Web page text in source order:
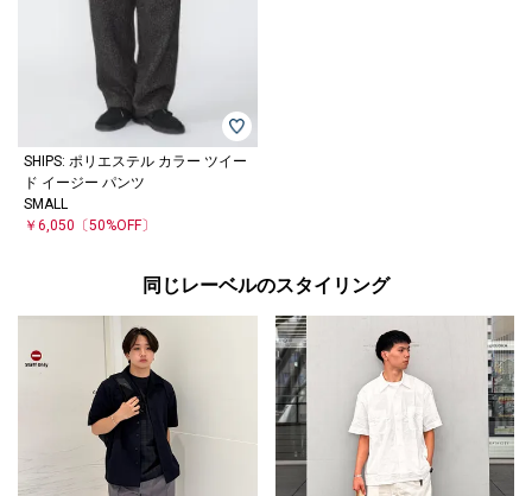
SHIPS: ポリエステル カラー ツイー
ド イージー パンツ
SMALL
￥6,050 〔50%OFF〕
同じレーベルのスタイリング